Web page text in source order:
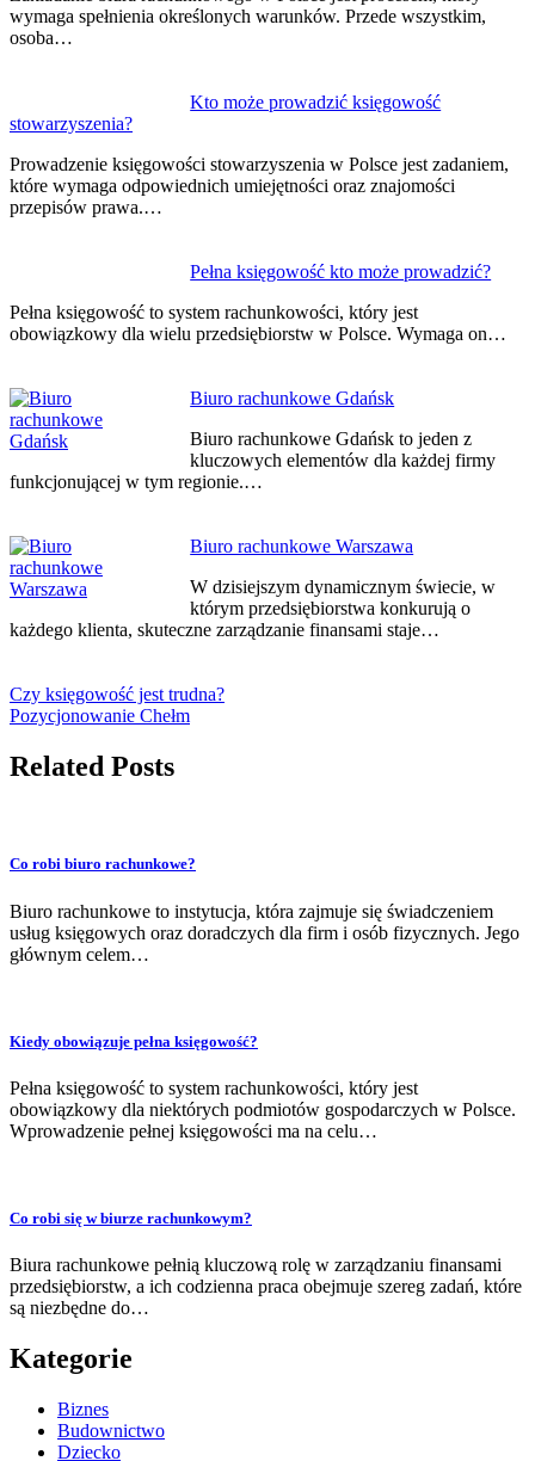
wymaga spełnienia określonych warunków. Przede wszystkim,
osoba…
Kto może prowadzić księgowość
stowarzyszenia?
Prowadzenie księgowości stowarzyszenia w Polsce jest zadaniem,
które wymaga odpowiednich umiejętności oraz znajomości
przepisów prawa.…
Pełna księgowość kto może prowadzić?
Pełna księgowość to system rachunkowości, który jest
obowiązkowy dla wielu przedsiębiorstw w Polsce. Wymaga on…
Biuro rachunkowe Gdańsk
Biuro rachunkowe Gdańsk to jeden z
kluczowych elementów dla każdej firmy
funkcjonującej w tym regionie.…
Biuro rachunkowe Warszawa
W dzisiejszym dynamicznym świecie, w
którym przedsiębiorstwa konkurują o
każdego klienta, skuteczne zarządzanie finansami staje…
Czy księgowość jest trudna?
Pozycjonowanie Chełm
Related Posts
Co robi biuro rachunkowe?
Biuro rachunkowe to instytucja, która zajmuje się świadczeniem
usług księgowych oraz doradczych dla firm i osób fizycznych. Jego
głównym celem…
Kiedy obowiązuje pełna księgowość?
Pełna księgowość to system rachunkowości, który jest
obowiązkowy dla niektórych podmiotów gospodarczych w Polsce.
Wprowadzenie pełnej księgowości ma na celu…
Co robi się w biurze rachunkowym?
Biura rachunkowe pełnią kluczową rolę w zarządzaniu finansami
przedsiębiorstw, a ich codzienna praca obejmuje szereg zadań, które
są niezbędne do…
Kategorie
Biznes
Budownictwo
Dziecko